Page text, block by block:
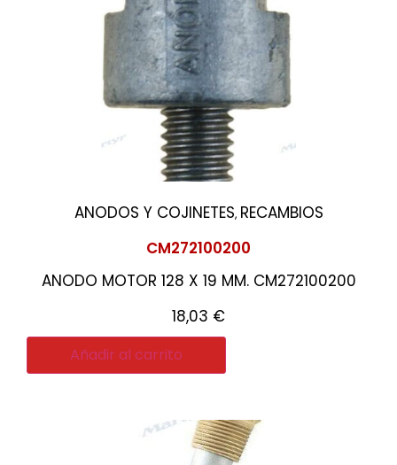
ANODOS Y COJINETES, RECAMBIOS
CM272100200
ANODO MOTOR 128 X 19 MM. CM272100200
18,03 €
Añadir al carrito